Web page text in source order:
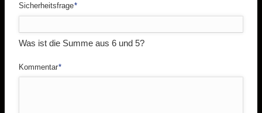
Pflichtfeld
Sicherheitsfrage*
Was ist die Summe aus 6 und 5?
Pflichtfeld
Kommentar*